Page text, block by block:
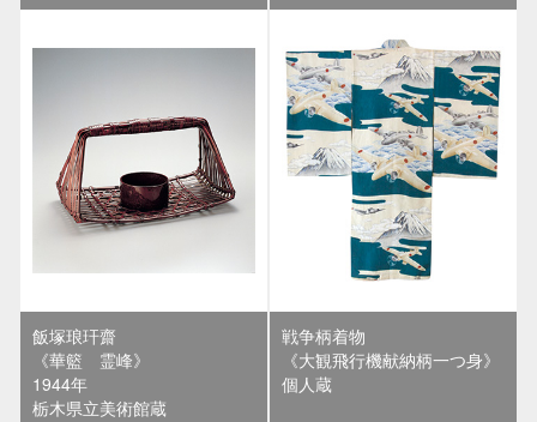
飯塚琅玕齋
《華籃 霊峰》
1944年
栃木県立美術館蔵
戦争柄着物
《大観飛行機献納柄一つ身》
個人蔵